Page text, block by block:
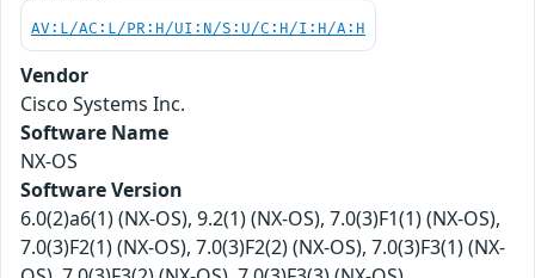
AV:L/AC:L/PR:H/UI:N/S:U/C:H/I:H/A:H
Vendor
Cisco Systems Inc.
Software Name
NX-OS
Software Version
6.0(2)a6(1) (NX-OS), 9.2(1) (NX-OS), 7.0(3)F1(1) (NX-OS),
7.0(3)F2(1) (NX-OS), 7.0(3)F2(2) (NX-OS), 7.0(3)F3(1) (NX-